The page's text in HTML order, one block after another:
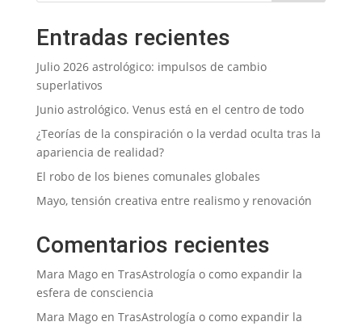
Entradas recientes
Julio 2026 astrológico: impulsos de cambio
superlativos
Junio astrológico. Venus está en el centro de todo
¿Teorías de la conspiración o la verdad oculta tras la
apariencia de realidad?
El robo de los bienes comunales globales
Mayo, tensión creativa entre realismo y renovación
Comentarios recientes
Mara Magoen TrasAstrología o como expandir la
esfera de consciencia
Mara Magoen TrasAstrología o como expandir la